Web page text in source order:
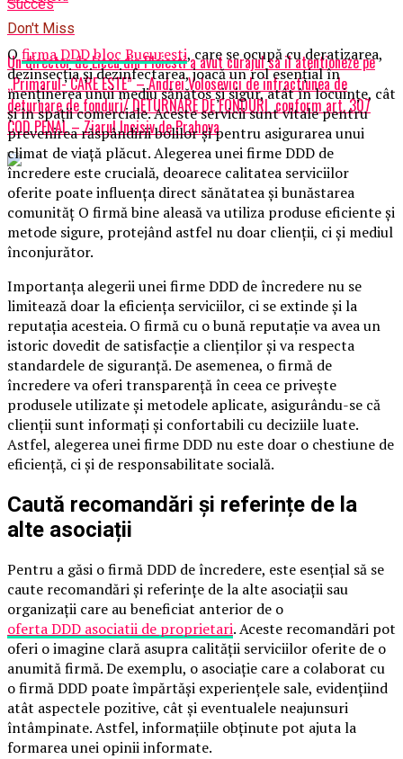
Don't Miss
Un director de Liceu din Ploiesti a avut curajul sa il atentioneze pe
„Primarul- CARE ESTE” – Andrei Volosevici de infractiunea de
deturnare de fonduri/ DETURNARE DE FONDURI conform art. 307
COD PENAL – Ziarul Incisiv de Prahova
Succes
O firma DDD bloc Bucuresti, care se ocupă cu deratizarea,
dezinsecția și dezinfectarea, joacă un rol esențial în
menținerea unui mediu sănătos și sigur, atât în locuințe, cât
și în spații comerciale. Aceste servicii sunt vitale pentru
prevenirea răspândirii bolilor și pentru asigurarea unui
climat de viață plăcut. Alegerea unei firme DDD de
încredere este crucială, deoarece calitatea serviciilor
oferite poate influența direct sănătatea și bunăstarea
comunităț O firmă bine aleasă va utiliza produse eficiente și
metode sigure, protejând astfel nu doar clienții, ci și mediul
înconjurător.
Importanța alegerii unei firme DDD de încredere nu se
limitează doar la eficiența serviciilor, ci se extinde și la
reputația acesteia. O firmă cu o bună reputație va avea un
istoric dovedit de satisfacție a clienților și va respecta
standardele de siguranță. De asemenea, o firmă de
încredere va oferi transparență în ceea ce privește
produsele utilizate și metodele aplicate, asigurându-se că
clienții sunt informați și confortabili cu deciziile luate.
Astfel, alegerea unei firme DDD nu este doar o chestiune de
eficiență, ci și de responsabilitate socială.
Caută recomandări și referințe de la
alte asociații
Pentru a găsi o firmă DDD de încredere, este esențial să se
caute recomandări și referințe de la alte asociații sau
organizații care au beneficiat anterior de o
oferta DDD asociatii de proprietari. Aceste recomandări pot
oferi o imagine clară asupra calității serviciilor oferite de o
anumită firmă. De exemplu, o asociație care a colaborat cu
o firmă DDD poate împărtăși experiențele sale, evidențiind
atât aspectele pozitive, cât și eventualele neajunsuri
întâmpinate. Astfel, informațiile obținute pot ajuta la
formarea unei opinii informate.